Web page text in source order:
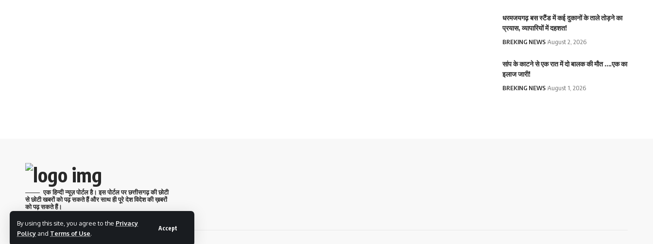
By using this site, you agree to the Privacy
Policy and Terms of Use.
Accept
धरमजयगढ़ बस स्टैंड में कई दुकानों के ताले तोड़ने का
प्रयास, व्यापारियों में दहशत!
BREKING NEWS August 2, 2026
सांप के काटने से एक रात में दो बालक की मौत ….एक का
इलाज जारी!
BREKING NEWS August 1, 2026
एक हिन्दी न्यूज़ पोर्टल है। इस पोर्टल पर छत्तीसगढ़ की छोटी
से छोटी खबरों को पढ़ सकते हैं और साथ ही पूरे देश विदेश की ख़बरों
को पढ़ सकते हैं।